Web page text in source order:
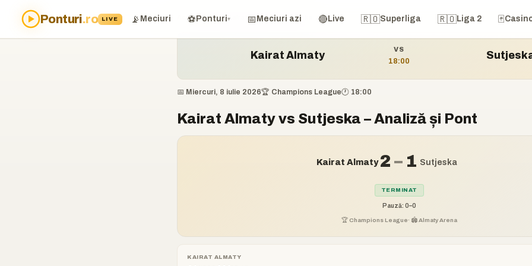
Ponturi.ro LIVE 📡 Meciuri ⚽ Ponturi▾ 📅 Meciuri azi 🔴 Live 🇷🇴Superliga 🇷🇴Liga 2 🃏
Acasă›Ponturi›Kairat Almaty vs Sutjeska
Kairat Almaty
VS
18:00
📅 Miercuri, 8 iulie 2026🏆 Champions League🕐 18:00
Kairat Almaty vs Sutjeska – Analiză și Pont
Kairat Almaty 2 – 1 Sutjeska
TERMINAT
Pauză: 0–0
🏆 Champions League· 🏟️ Almaty Arena
KAIRAT ALMATY